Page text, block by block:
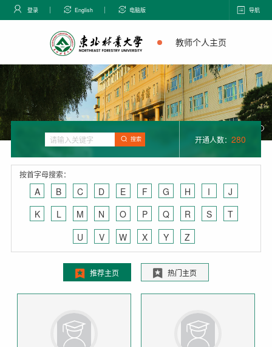
登录 English 电脑版 导航
教师个人主页
搜索 开通人数： 280
按首字母搜索：
A B C D E F G H I
J
K
L M N O P Q R S
T
U
V W X Y Z
推荐主页 热门主页